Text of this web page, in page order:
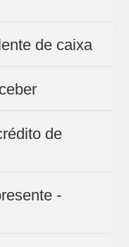
de caixa
de
-